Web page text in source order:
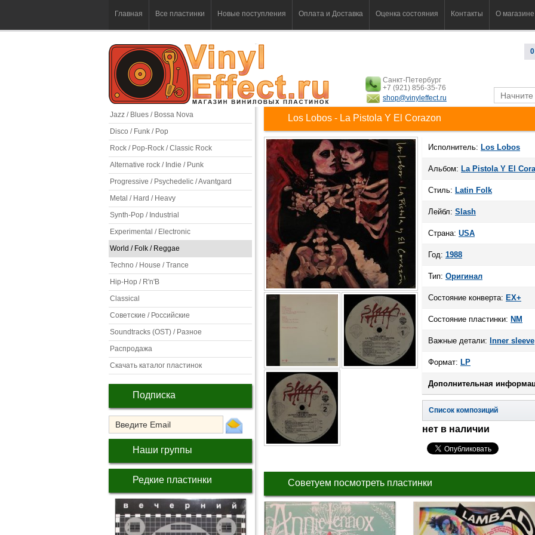
Главная Все пластинки Новые поступления Оплата и Доставка Оценка состояния Контакты О магазине
0
Санкт-Петербург
+7 (921) 856-35-76
shop@vinyleffect.ru
Jazz / Blues / Bossa Nova
Disco / Funk / Pop
Rock / Pop-Rock / Classic Rock
Alternative rock / Indie / Punk
Progressive / Psychedelic / Avantgard
Metal / Hard / Heavy
Synth-Pop / Industrial
Experimental / Electronic
World / Folk / Reggae
Techno / House / Trance
Hip-Hop / R'n'B
Classical
Советские / Российские
Soundtracks (OST) / Разное
Распродажа
Скачать каталог пластинок
Подписка
Наши группы
Редкие пластинки
Los Lobos - La Pistola Y El Corazon
Исполнитель: Los Lobos
Альбом: La Pistola Y El
Стиль: Latin Folk
Лейбл: Slash
Страна: USA
Год: 1988
Тип: Оригинал
Состояние конверта: EX+
Состояние пластинки: NM
Важные детали: Inner sleeve
Формат: LP
Дополнительная
Список композиций
нет в наличии
Советуем посмотреть пластинки